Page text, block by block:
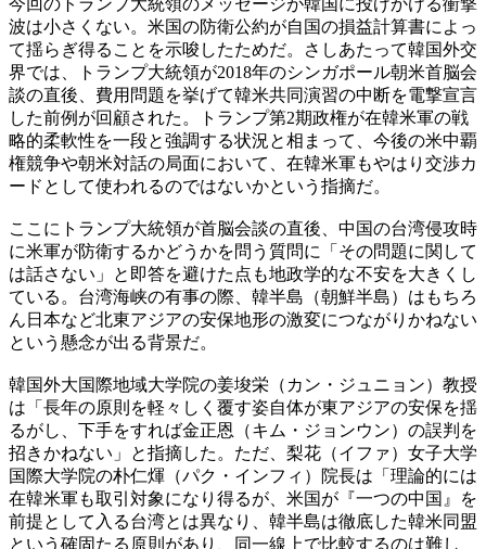
今回のトランプ大統領のメッセージが韓国に投げかける衝撃
波は小さくない。米国の防衛公約が自国の損益計算書によっ
て揺らぎ得ることを示唆したためだ。さしあたって韓国外交
界では、トランプ大統領が2018年のシンガポール朝米首脳会
談の直後、費用問題を挙げて韓米共同演習の中断を電撃宣言
した前例が回顧された。トランプ第2期政権が在韓米軍の戦
略的柔軟性を一段と強調する状況と相まって、今後の米中覇
権競争や朝米対話の局面において、在韓米軍もやはり交渉カ
ードとして使われるのではないかという指摘だ。
ここにトランプ大統領が首脳会談の直後、中国の台湾侵攻時
に米軍が防衛するかどうかを問う質問に「その問題に関して
は話さない」と即答を避けた点も地政学的な不安を大きくし
ている。台湾海峡の有事の際、韓半島（朝鮮半島）はもちろ
ん日本など北東アジアの安保地形の激変につながりかねない
という懸念が出る背景だ。
韓国外大国際地域大学院の姜埈栄（カン・ジュニョン）教授
は「長年の原則を軽々しく覆す姿自体が東アジアの安保を揺
るがし、下手をすれば金正恩（キム・ジョンウン）の誤判を
招きかねない」と指摘した。ただ、梨花（イファ）女子大学
国際大学院の朴仁煇（パク・インフィ）院長は「理論的には
在韓米軍も取引対象になり得るが、米国が『一つの中国』を
前提として入る台湾とは異なり、韓半島は徹底した韓米同盟
という確固たる原則があり、同一線上で比較するのは難し